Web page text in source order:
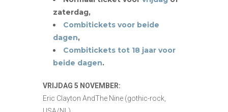
zaterdag,
Combitickets voor beide
dagen,
Combitickets tot 18 jaar voor
beide dagen.
VRIJDAG 5 NOVEMBER:
Eric Clayton AndThe Nine (gothic-rock,